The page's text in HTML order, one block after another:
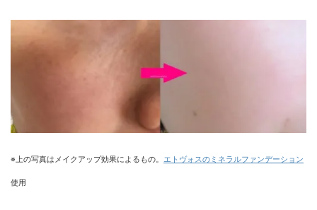
※上の写真はメイクアップ効果によるもの。 エトヴォスのミネラルファンデーション
使用